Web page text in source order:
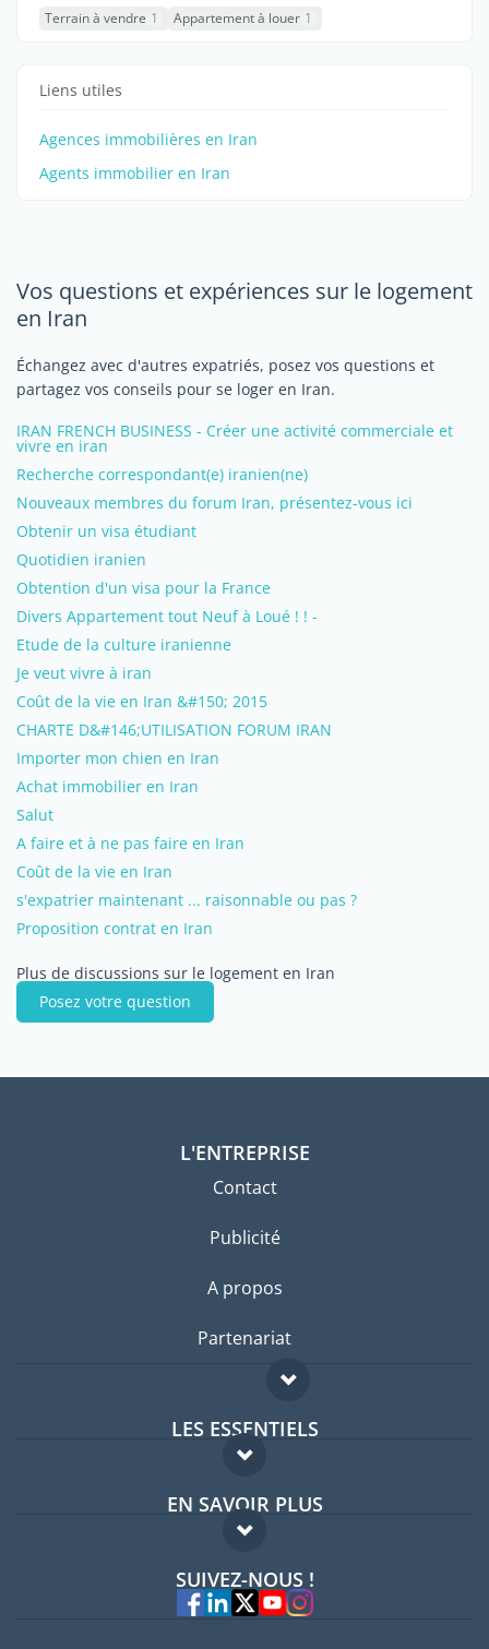
Terrain à vendre 1 Appartement à louer 1
Liens utiles
Agences immobilières en Iran
Agents immobilier en Iran
Vos questions et expériences sur le logement
en Iran
Échangez avec d'autres expatriés, posez vos questions et
partagez vos conseils pour se loger en Iran.
IRAN FRENCH BUSINESS - Créer une activité commerciale et
vivre en iran
Recherche correspondant(e) iranien(ne)
Nouveaux membres du forum Iran, présentez-vous ici
Obtenir un visa étudiant
Quotidien iranien
Obtention d'un visa pour la France
Divers Appartement tout Neuf à Loué ! ! -
Etude de la culture iranienne
Je veut vivre à iran
Coût de la vie en Iran &#150; 2015
CHARTE D&#146;UTILISATION FORUM IRAN
Importer mon chien en Iran
Achat immobilier en Iran
Salut
A faire et à ne pas faire en Iran
Coût de la vie en Iran
s'expatrier maintenant ... raisonnable ou pas ?
Proposition contrat en Iran
Plus de discussions sur le logement en Iran
Posez votre question
L'ENTREPRISE
Contact
Publicité
A propos
Partenariat
LES ESSENTIELS
Forum expatriés
Guides pays
EN SAVOIR PLUS
FAQ
Experts
SUIVEZ-NOUS !